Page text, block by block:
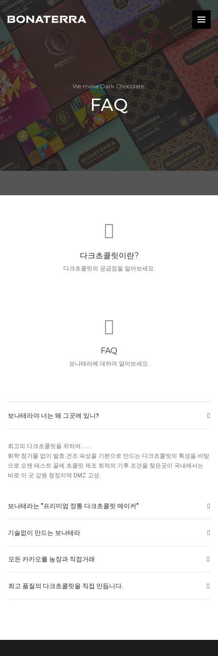
We make Dark Chocolate.
FAQ
다크초콜릿이란?
다크초콜릿의 궁금점을 알아보세요.
FAQ
보나테라에 대하여 알아보세요.
보나테라야 너는 왜 그곳에 있니?
최고의 다크초콜릿을 위하여.......
화학 첨가물 없이 발효.건조.숙성을 기본으로 만드는 다크초콜릿의 특성을 바탕
으로 오랜 테스트 끝에 초콜릿 제조 최적의 기후 조건을 찾은곳이 국내에서는
바로 이 곳 강원 청정지역 DMZ 고성.
보나테라는 "프리미엄 정통 다크초콜릿 메이커"
기술없이 만드는 보나테라
모든 카카오를 농장과 직접거래
최고 품질의 다크초콜릿을 직접 만듭니다.